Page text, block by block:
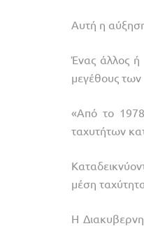
Αυτή η
Ένας άλλος ή
μεγέθους
«Από το
ταχυτήτων
μέση
Η